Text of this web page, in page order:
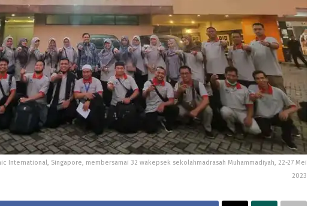
International, Singapore, membersamai 32 wakepsek sekolahmadrasah Muhammadiyah, 22-27 Mei
2023